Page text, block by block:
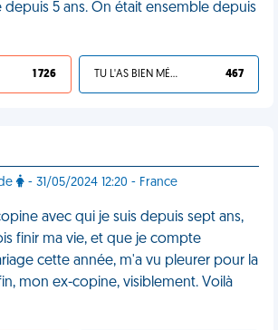
5 ans. On était ensemble depuis
1 726 TU L'AS BIEN MÉRITÉ 467
- 31/05/2024 12:20 - France
avec qui je suis depuis sept ans,
finir ma vie, et que je compte
cette année, m'a vu pleurer pour la
mon ex-copine, visiblement. Voilà